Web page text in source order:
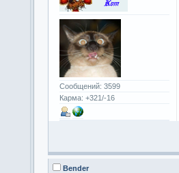
Сообщений: 3599
Карма: +321/-16
Bender